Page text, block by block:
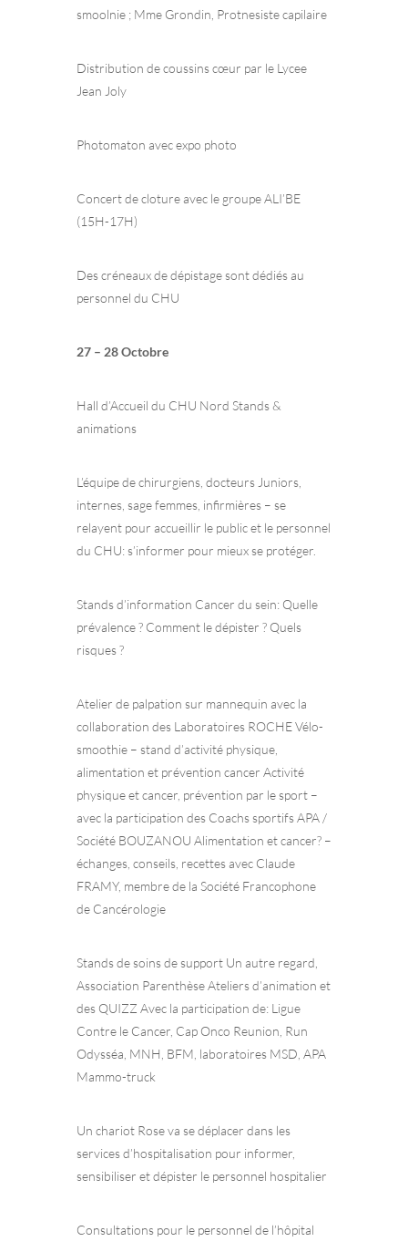
smoolnie ; Mme Grondin, Protnesiste capilaire
Distribution de coussins cœur par le Lycee
Jean Joly
Photomaton avec expo photo
Concert de cloture avec le groupe ALI’BE
(15H-17H)
Des créneaux de dépistage sont dédiés au
personnel du CHU
27 – 28 Octobre
Hall d’Accueil du CHU Nord Stands &
animations
L’équipe de chirurgiens, docteurs Juniors,
internes, sage femmes, infirmières – se
relayent pour accueillir le public et le personnel
du CHU: s’informer pour mieux se protéger.
Stands d’information Cancer du sein: Quelle
prévalence ? Comment le dépister ? Quels
risques ?
Atelier de palpation sur mannequin avec la
collaboration des Laboratoires ROCHE Vélo-
smoothie – stand d’activité physique,
alimentation et prévention cancer Activité
physique et cancer, prévention par le sport –
avec la participation des Coachs sportifs APA /
Société BOUZANOU Alimentation et cancer? –
échanges, conseils, recettes avec Claude
FRAMY, membre de la Société Francophone
de Cancérologie
Stands de soins de support Un autre regard,
Association Parenthèse Ateliers d’animation et
des QUIZZ Avec la participation de: Ligue
Contre le Cancer, Cap Onco Reunion, Run
Odysséa, MNH, BFM, laboratoires MSD, APA
Mammo-truck
Un chariot Rose va se déplacer dans les
services d’hospitalisation pour informer,
sensibiliser et dépister le personnel hospitalier
Consultations pour le personnel de l’hôpital